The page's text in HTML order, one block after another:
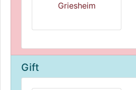
Griesheim
Gift